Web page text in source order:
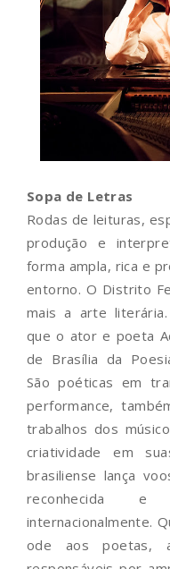
Sopa de Letras
Rodas de leituras,
produção e
forma ampla, rica e
entorno. O Distrito
mais a arte
que o ator e poeta
de Brasília da
São poéticas em
performance,
trabalhos dos
criatividade em
brasiliense lança
reconhecida
internacionalmente.
ode aos poetas,